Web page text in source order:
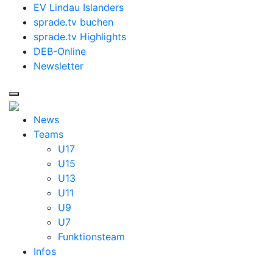
EV Lindau Islanders
sprade.tv buchen
sprade.tv Highlights
DEB-Online
Newsletter
News
Teams
U17
U15
U13
U11
U9
U7
Funktionsteam
Infos